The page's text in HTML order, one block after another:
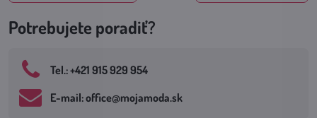
Potrebujete poradiť?
Tel​.: +421 915 929 954
E-mail: office​@mojamoda​.sk